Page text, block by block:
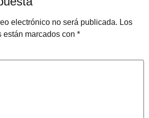
electrónico no será publicada. Los
marcados con *